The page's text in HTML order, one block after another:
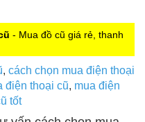
- Mua đồ cũ giá rẻ, thanh
, cách chọn mua điện thoại
điện thoại cũ, mua điện
tốt